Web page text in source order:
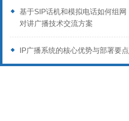
基于SIP话机和模拟电话如何组网
对讲广播技术交流方案
IP广播系统的核心优势与部署要点